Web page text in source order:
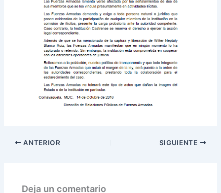
ANTERIOR SIGUIENTE
Deja un comentario